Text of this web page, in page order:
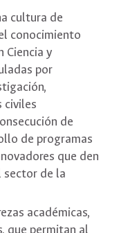
cultura de
conocimiento
Ciencia y
por
civiles
de
de programas
que den
sector de la
académicas,